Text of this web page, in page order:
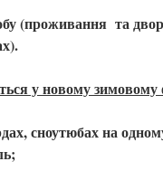
(проживання та
у новому зимовому
сноутюбах на